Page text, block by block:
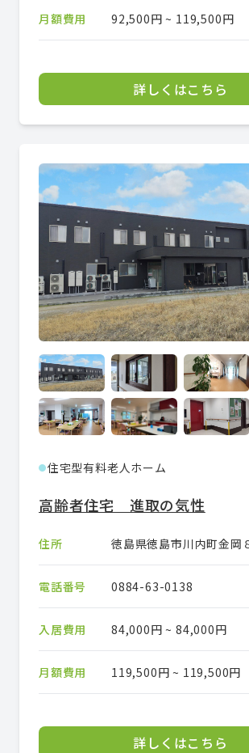
月額費用 92,500円 ~ 119,500円
詳しくはこちら
●住宅型有料老人ホーム
高齢者住宅 進取の気性
住所 徳島県徳島市川内町金岡
電話番号 0884-63-0138
入居費用 84,000円 ~ 84,000円
月額費用 119,500円 ~ 119,500円
詳しくはこちら